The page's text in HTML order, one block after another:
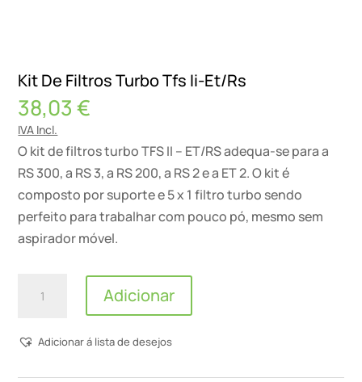
Kit De Filtros Turbo Tfs Ii-Et/Rs
38,03€
IVA Incl.
O kit de filtros turbo TFS II – ET/RS adequa-se para a
RS 300, a RS 3, a RS 200, a RS 2 e a ET 2. O kit é
composto por suporte e 5 x 1 filtro turbo sendo
perfeito para trabalhar com pouco pó, mesmo sem
aspirador móvel.
Quantidade
De
Adicionar
Adicionar á lista de desejos